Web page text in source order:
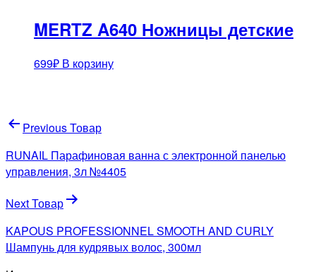
MERTZ A640 Ножницы детские
699₽ В корзину
Навигация
по
записям
Previous Товар
RUNAIL Парафиновая ванна с электронной панелью
управления, 3л №4405
Next Товар
KAPOUS PROFESSIONNEL SMOOTH AND CURLY
Шампунь для кудрявых волос, 300мл